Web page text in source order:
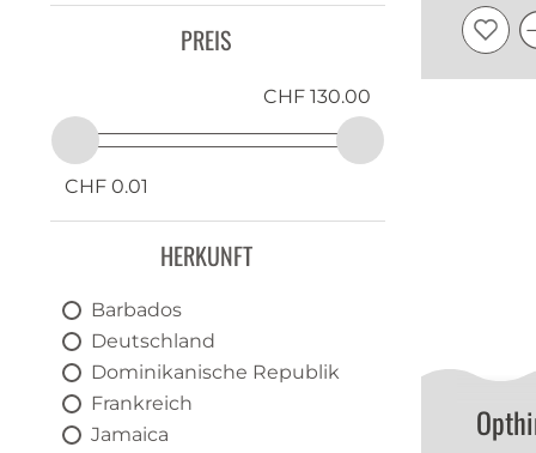
Stroh
PREIS
CHF 0.01
CHF 130.00
HERKUNFT
Barbados
Deutschland
Dominikanische Republik
Frankreich
Jamaica